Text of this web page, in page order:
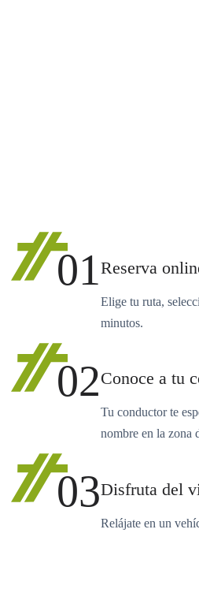
01Reserva
Elige tu ruta,
minutos.
02Conoce a tu
Tu conductor te
nombre en la zona
03Disfruta del
Relájate en un